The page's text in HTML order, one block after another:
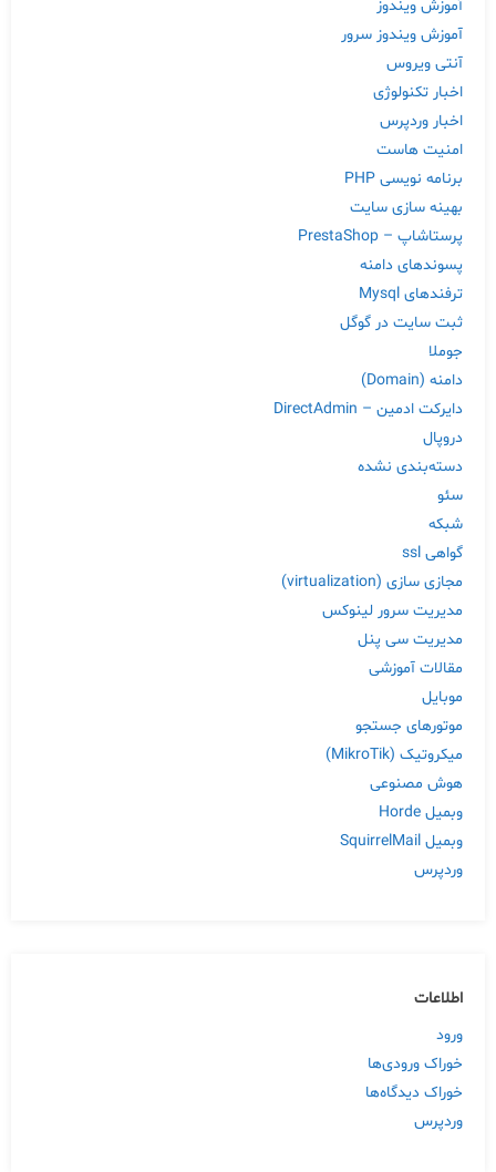
آموزش ویندوز
آموزش ویندوز سرور
آنتی ویروس
اخبار تکنولوژی
اخبار وردپرس
امنیت هاست
برنامه نویسی PHP
بهینه سازی سایت
پرستاشاپ – PrestaShop
پسوندهای دامنه
ترفندهای Mysql
ثبت سایت در گوگل
جوملا
دامنه (Domain)
دایرکت ادمین – DirectAdmin
دروپال
دسته‌بندی نشده
سئو
شبکه
گواهی ssl
مجازی سازی (virtualization)
مدیریت سرور لینوکس
مدیریت سی پنل
مقالات آموزشی
موبایل
موتورهای جستجو
میکروتیک (MikroTik)
هوش مصنوعی
وبمیل Horde
وبمیل SquirrelMail
وردپرس
اطلاعات
ورود
خوراک ورودی‌ها
خوراک دیدگاه‌ها
وردپرس